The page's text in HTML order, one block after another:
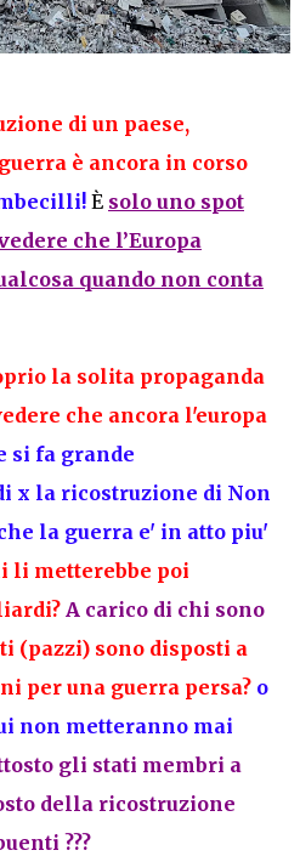
di un paese,
è ancora in corso
È solo uno spot
che l’Europa
quando non conta
la solita propaganda
che ancora l'europa
si fa grande
x la ricostruzione di Non
la guerra e' in atto piu'
li metterebbe poi
A carico di chi sono
(pazzi) sono disposti a
per una guerra persa? o
non metteranno mai
gli stati membri a
della ricostruzione
???